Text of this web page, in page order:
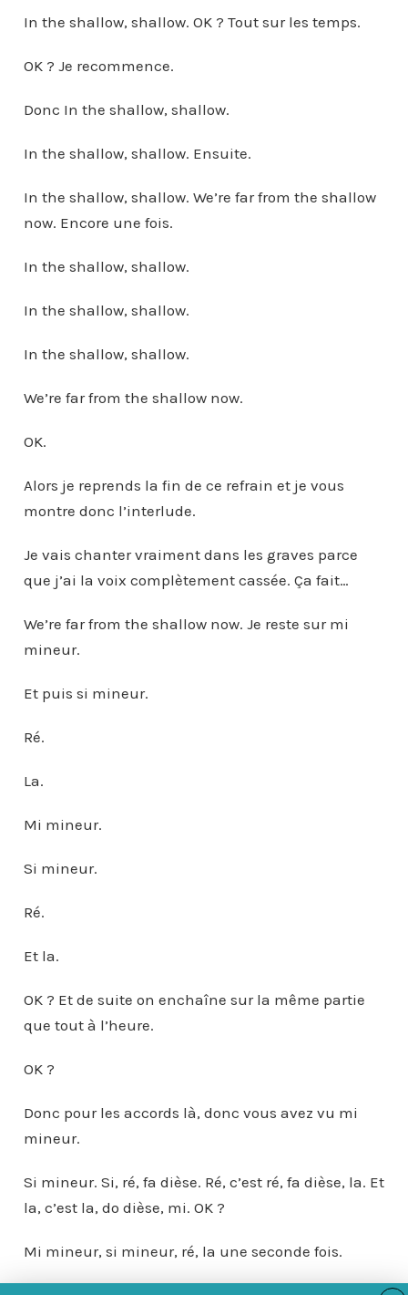
In the shallow, shallow. OK ? Tout sur les temps.
OK ? Je recommence.
Donc In the shallow, shallow.
In the shallow, shallow. Ensuite.
In the shallow, shallow. We’re far from the shallow
now. Encore une fois.
In the shallow, shallow.
In the shallow, shallow.
In the shallow, shallow.
We’re far from the shallow now.
OK.
Alors je reprends la fin de ce refrain et je vous
montre donc l’interlude.
Je vais chanter vraiment dans les graves parce
que j’ai la voix complètement cassée. Ça fait…
We’re far from the shallow now. Je reste sur mi
mineur.
Et puis si mineur.
Ré.
La.
Mi mineur.
Si mineur.
Ré.
Et la.
OK ? Et de suite on enchaîne sur la même partie
que tout à l’heure.
OK ?
Donc pour les accords là, donc vous avez vu mi
mineur.
Si mineur. Si, ré, fa dièse. Ré, c’est ré, fa dièse, la. Et
la, c’est la, do dièse, mi. OK ?
Mi mineur, si mineur, ré, la une seconde fois.